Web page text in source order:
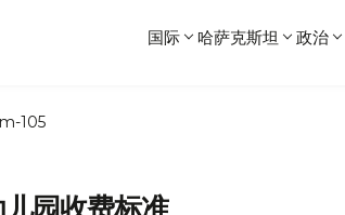
国际 哈萨克斯坦 政治
105